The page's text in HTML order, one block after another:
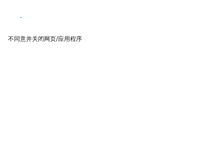
同意
不同意并关闭网页/应用程序